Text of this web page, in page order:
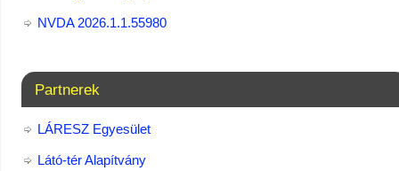
NVDA 2026.1.1.55980
Partnerek
LÁRESZ Egyesület
Látó-tér Alapítvány